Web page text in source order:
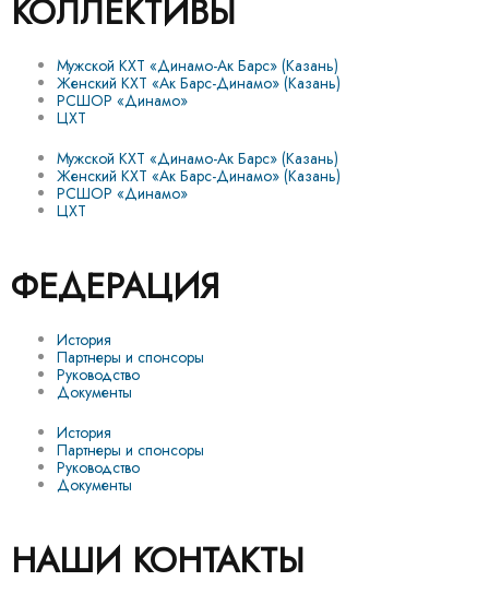
КОЛЛЕКТИВЫ
Мужской КХТ «Динамо-Ак Барс» (Казань)
Женский КХТ «Ак Барс-Динамо» (Казань)
РСШОР «Динамо»
ЦХТ
Мужской КХТ «Динамо-Ак Барс» (Казань)
Женский КХТ «Ак Барс-Динамо» (Казань)
РСШОР «Динамо»
ЦХТ
ФЕДЕРАЦИЯ
История
Партнеры и спонсоры
Руководство
Документы
История
Партнеры и спонсоры
Руководство
Документы
НАШИ КОНТАКТЫ